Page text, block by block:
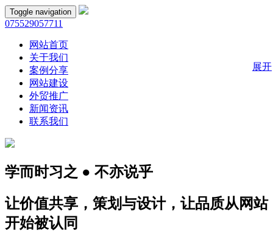
Toggle navigation
075529057711
网站首页
关于我们
案例分享
网站建设
外贸推广
新闻资讯
联系我们
学而时习之 ● 不亦说乎
让价值共享，策划与设计，让品质从网站
开始被认同
展开